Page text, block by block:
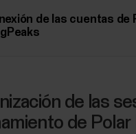
de las cuentas de
de las
de Polar